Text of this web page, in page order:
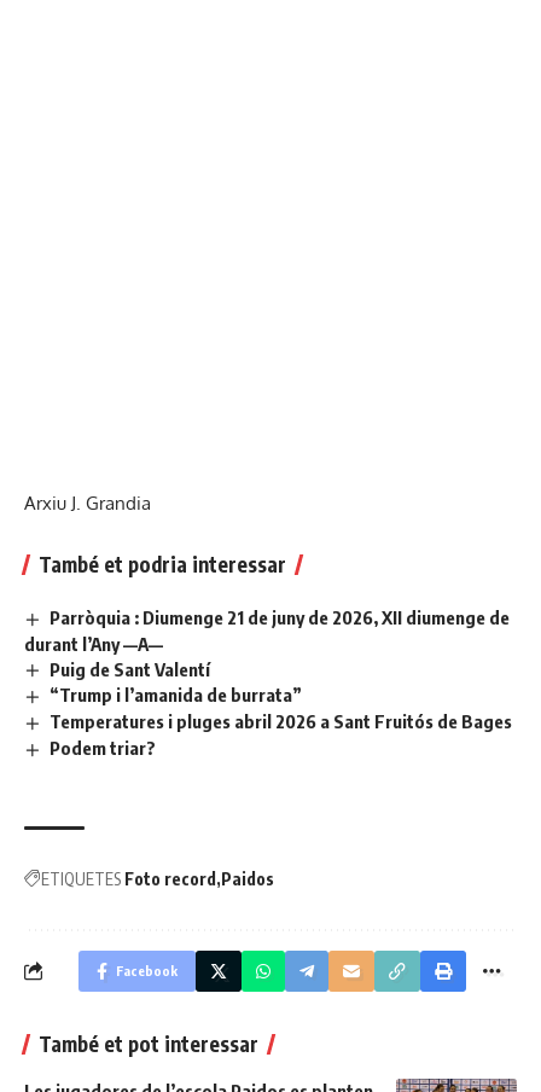
Arxiu J. Grandia
També et podria interessar
Parròquia : Diumenge 21 de juny de 2026, XII diumenge de
durant l’Any —A—
Puig de Sant Valentí
“Trump i l’amanida de burrata”
Temperatures i pluges abril 2026 a Sant Fruitós de Bages
Podem triar?
ETIQUETES Foto record Paidos
Facebook
També et pot interessar